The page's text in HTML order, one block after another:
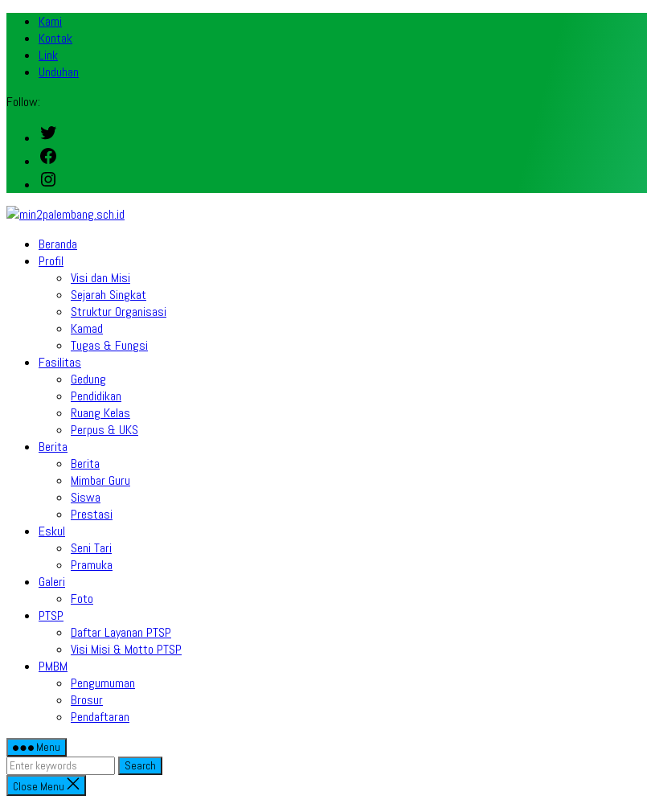
Kami
Kontak
Link
Unduhan
Follow:
Twitter
Facebook
Instagram
Beranda
Profil
Visi dan Misi
Sejarah Singkat
Struktur Organisasi
Kamad
Tugas & Fungsi
Fasilitas
Gedung
Pendidikan
Ruang Kelas
Perpus & UKS
Berita
Berita
Mimbar Guru
Siswa
Prestasi
Eskul
Seni Tari
Pramuka
Galeri
Foto
PTSP
Daftar Layanan PTSP
Visi Misi & Motto PTSP
PMBM
Pengumuman
Brosur
Pendaftaran
Menu
Search
Close Menu